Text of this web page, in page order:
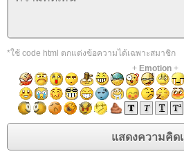
*ใช้ code html ตกแต่งข้อความได้เฉพาะสมาชิก
+ Emotion+